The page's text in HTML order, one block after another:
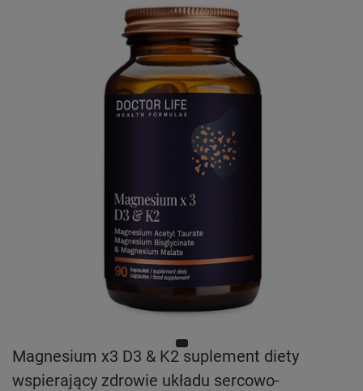
Magnesium x3 D3 & K2 suplement diety
wspierający zdrowie układu sercowo-